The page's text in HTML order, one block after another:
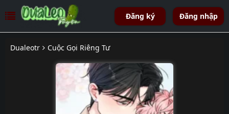
Đăng ký Đăng nhập
Dualeotr Cuộc Gọi Riêng Tư